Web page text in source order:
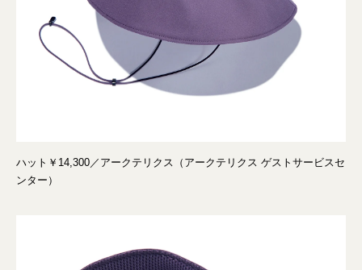
ハット￥14,300／アークテリクス（アークテリクス ゲストサービスセ
ンター）